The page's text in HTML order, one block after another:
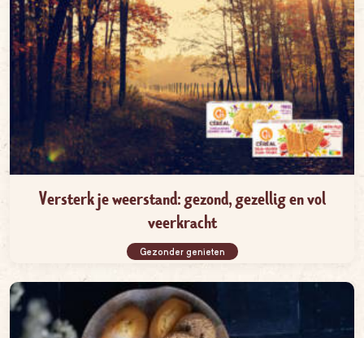
Versterk je weerstand: gezond, gezellig en vol
veerkracht
Gezonder genieten